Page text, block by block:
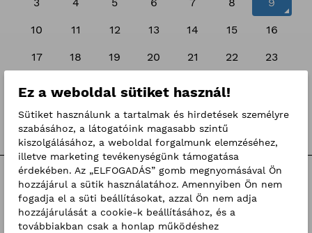
10 11 12 13 14 15 16
17 18 19 20 21 22 23
31 1 2 3 4 5 6
Kategóriák
Hírek
Ez a weboldal sütiket használ!
Sütiket használunk a tartalmak és hirdetések személyre
szabásához, a látogatóink magasabb szintű
kiszolgálásához, a weboldal forgalmunk elemzéséhez,
illetve marketing tevékenységünk támogatása
érdekében. Az „ELFOGADÁS” gomb megnyomásával Ön
hozzájárul a sütik használatához. Amennyiben Ön nem
fogadja el a süti beállításokat, azzal Ön nem adja
hozzájárulását a cookie-k beállításához, és a
továbbiakban csak a honlap működéshez